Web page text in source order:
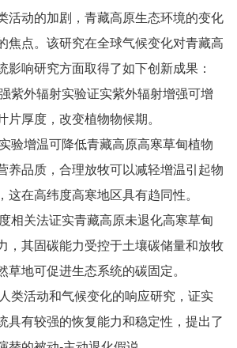
活动的加剧，青藏高原生态环境的变化
焦点。该研究在全球气候变化对青藏高
影响研究方面取得了如下创新成果：
外辐射实验证实紫外辐射增强可增
片厚度，改变植物物候期。
增温可降低青藏高原高寒草甸植物
养品质，合理放牧可以减轻增温引起物
这在高纬度高寒地区具有趋同性。
关法证实青藏高原未退化高寒草甸
，其固碳能力受控于土壤碳储量和放牧
草地可促进生态系统的碳固定。
类活动和气候变化的响应研究，证实
具有较强的恢复能力和稳定性，提出了